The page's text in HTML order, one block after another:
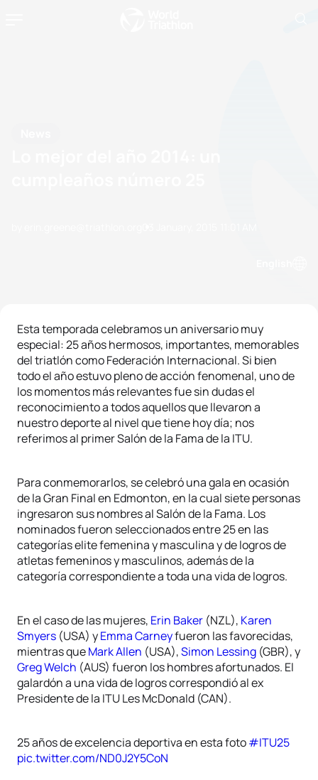
Esta temporada celebramos un aniversario muy
especial: 25 años hermosos, importantes, memorables
del triatlón como Federación Internacional. Si bien
todo el año estuvo pleno de acción fenomenal, uno de
los momentos más relevantes fue sin dudas el
reconocimiento a todos aquellos que llevaron a
nuestro deporte al nivel que tiene hoy día; nos
referimos al primer Salón de la Fama de la ITU.
Para conmemorarlos, se celebró una gala en ocasión
de la Gran Final en Edmonton, en la cual siete personas
ingresaron sus nombres al Salón de la Fama. Los
nominados fueron seleccionados entre 25 en las
categorías elite femenina y masculina y de logros de
atletas femeninos y masculinos, además de la
categoría correspondiente a toda una vida de logros.
En el caso de las mujeres, Erin Baker (NZL), Karen
Smyers (USA) yEmma Carneyfueron las favorecidas,
mientras queMark Allen (USA),Simon Lessing (GBR), y
Greg Welch (AUS) fueron los hombres afortunados. El
galardón a una vida de logros correspondió al ex
Presidente de la ITU Les McDonald (CAN).
25 años de excelencia deportiva en esta foto#ITU25
pic.twitter.com/ND0J2Y5CoN